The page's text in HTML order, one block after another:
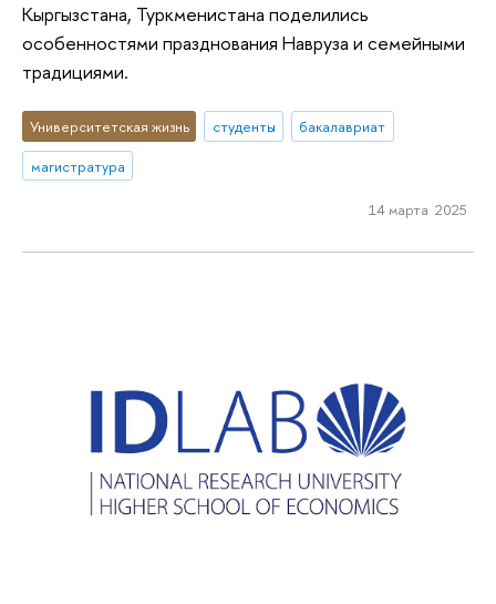
Кыргызстана, Туркменистана поделились
особенностями празднования Навруза и семейными
традициями.
Университетская жизнь студенты
бакалавриат
магистратура
14 марта 2025